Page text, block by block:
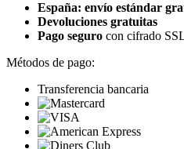
España: envío estándar
Devoluciones gratuitas
Pago seguro con cifrado
Métodos de pago:
Transferencia bancaria